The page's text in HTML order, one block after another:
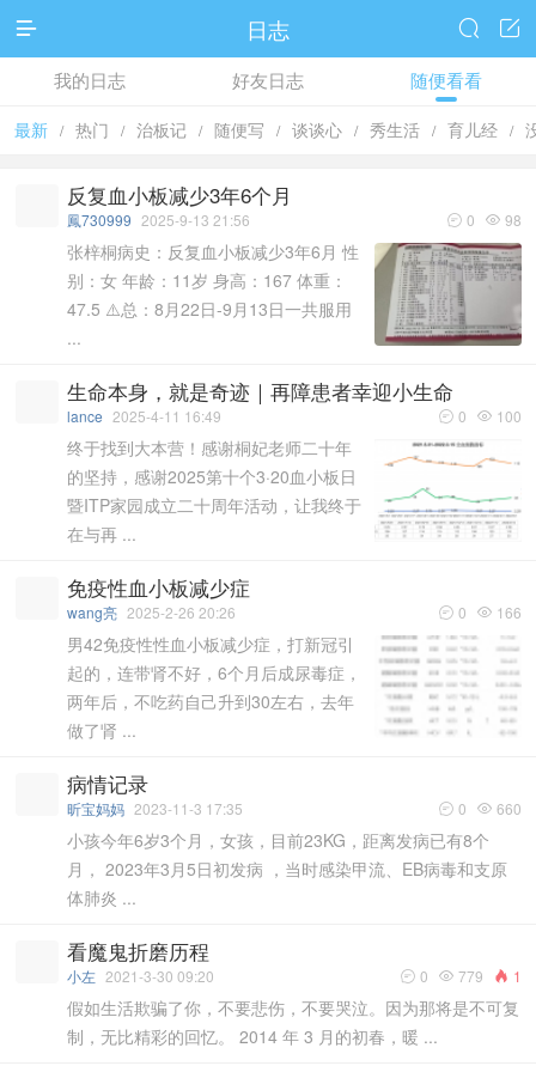
 日志 

我的日志 好友日志 随便看看
最新 / 热门 / 治板记 / 随便写 / 谈谈心 / 秀生活 / 育儿经 /
反复血小板减少3年6个月
 98
 0
鳳730999 2025-9-13 21:56
张梓桐病史：反复血小板减少3年6月 性
别：女 年龄：11岁 身高：167 体重：
47.5 ⚠️总：8月22日-9月13日一共服用
...
生命本身，就是奇迹｜再障患者幸迎小生命
 100
 0
lance 2025-4-11 16:49
终于找到大本营！感谢桐妃老师二十年
的坚持，感谢2025第十个3·20血小板日
暨ITP家园成立二十周年活动，让我终于
在与再 ...
免疫性血小板减少症
 166
 0
wang亮 2025-2-26 20:26
男42免疫性性血小板减少症，打新冠引
起的，连带肾不好，6个月后成尿毒症，
两年后，不吃药自己升到30左右，去年
做了肾 ...
病情记录
 660
 0
昕宝妈妈 2023-11-3 17:35
小孩今年6岁3个月，女孩，目前23KG，距离发病已有8个
月， 2023年3月5日初发病 ，当时感染甲流、EB病毒和支原
体肺炎 ...
看魔鬼折磨历程
 1
 779
 0
小左 2021-3-30 09:20
假如生活欺骗了你，不要悲伤，不要哭泣。因为那将是不可复
制，无比精彩的回忆。 2014 年 3 月的初春，暖 ...